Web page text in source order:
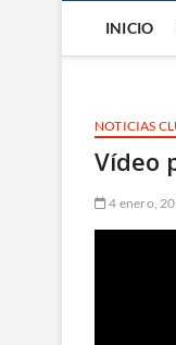
INICIO
NOTICIAS
Vídeo
4 enero,